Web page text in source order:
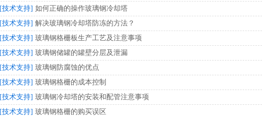
[技术支持] 如何正确的操作玻璃钢冷却塔
[技术支持] 解决玻璃钢冷却塔防冻的方法？
[技术支持] 玻璃钢格栅板生产工艺及注意事项
[技术支持] 玻璃钢储罐的罐壁分层及泄漏
[技术支持] 玻璃钢防腐蚀的优点
[技术支持] 玻璃钢格栅的成本控制
[技术支持] 玻璃钢冷却塔的安装和配管注意事项
[技术支持] 玻璃钢格栅的购买误区